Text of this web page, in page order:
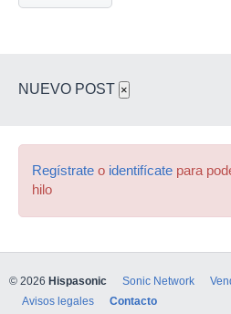
NUEVO POST ×
Regístrate o identifícate para
hilo
© 2026 Hispasonic Sonic Network
Avisos legales
Contacto